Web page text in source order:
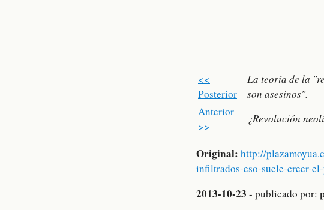
<<
Posterior
La teoría de la
son asesinos".
Anterior
>>
¿Revolución
Original: http://
infiltrados-eso-suele-creer-
2013-10-23 - publicado por: